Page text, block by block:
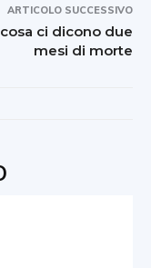
ARTICOLO SUCCESSIVO
cosa ci dicono due
mesi di morte